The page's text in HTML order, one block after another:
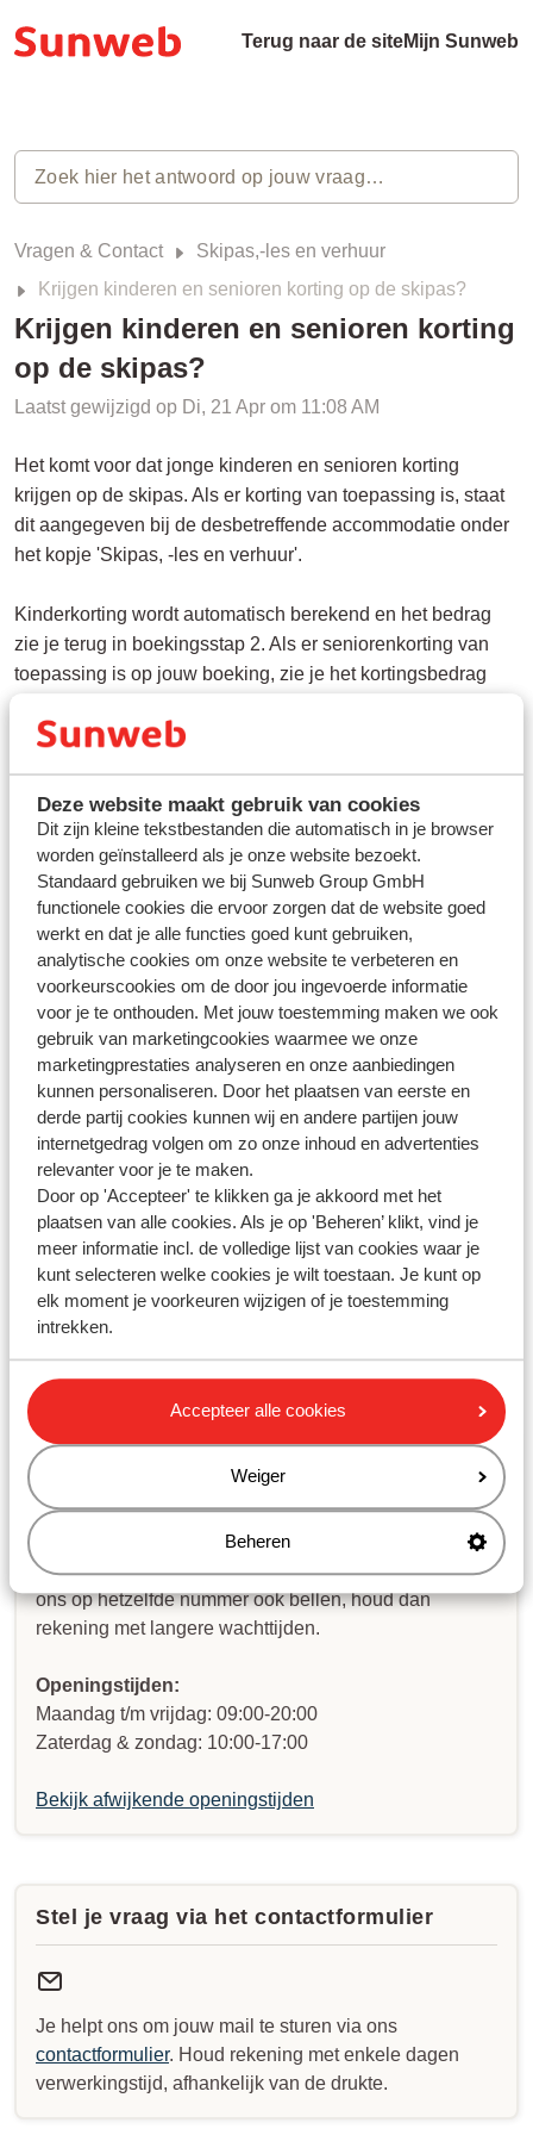
Deze website maakt gebruik van cookies
Dit zijn kleine tekstbestanden die automatisch in je browser
worden geïnstalleerd als je onze website bezoekt.
Standaard gebruiken we bij Sunweb Group GmbH
functionele cookies die ervoor zorgen dat de website goed
werkt en dat je alle functies goed kunt gebruiken,
analytische cookies om onze website te verbeteren en
voorkeurscookies om de door jou ingevoerde informatie
voor je te onthouden. Met jouw toestemming maken we ook
gebruik van marketingcookies waarmee we onze
marketingprestaties analyseren en onze aanbiedingen
kunnen personaliseren. Door het plaatsen van eerste en
derde partij cookies kunnen wij en andere partijen jouw
internetgedrag volgen om zo onze inhoud en advertenties
relevanter voor je te maken.
Door op 'Accepteer' te klikken ga je akkoord met het
plaatsen van alle cookies. Als je op 'Beheren’ klikt, vind je
meer informatie incl. de volledige lijst van cookies waar je
kunt selecteren welke cookies je wilt toestaan. Je kunt op
elk moment je voorkeuren wijzigen of je toestemming
intrekken.
Accepteer alle cookies
Weiger
Beheren
Terug naar de siteMijn Sunweb
Vragen & Contact
Skipas,-les en verhuur
Krijgen kinderen en senioren korting op de skipas?
Krijgen kinderen en senioren korting
op de skipas?
Laatst gewijzigd op Di, 21 Apr om 11:08 AM
Het komt voor dat jonge kinderen en senioren korting
krijgen op de skipas. Als er korting van toepassing is, staat
dit aangegeven bij de desbetreffende accommodatie onder
het kopje 'Skipas, -les en verhuur'.
Kinderkorting wordt automatisch berekend en het bedrag
zie je terug in boekingsstap 2. Als er seniorenkorting van
toepassing is op jouw boeking, zie je het kortingsbedrag
Vragen over hetzelfde onderwerp
Is de skipas bij de reis inbegrepen?
Op welke dag gaat de skipas in?
Kan ik een vakantie boeken zonder skipas?
Gerelateerde vragen
Wat voor ski- of snowboardmateriaal kan ik huren via
Sunweb?
Kan ik skimateriaal, skilessen of een skipas bijboeken of
wijzigen?
Heb ik recht op restitutie als ik (gedeeltelijk) geen gebruik
maak van mijn skipas?
Kan ik een vakantie boeken zonder skipas?
gevonden?
Whatsapp ons!
WhatsApp ons op het nummer+31102802290. Je kunt
ons op hetzelfde nummer ook bellen, houd dan
rekening met langere wachttijden.
Openingstijden:
Maandag t/m vrijdag: 09:00-20:00
Zaterdag & zondag: 10:00-17:00
Bekijk afwijkende openingstijden
Stel je vraag via het contactformulier
Je helpt ons om jouw mail te sturen via ons
contactformulier. Houd rekening met enkele dagen
verwerkingstijd, afhankelijk van de drukte.